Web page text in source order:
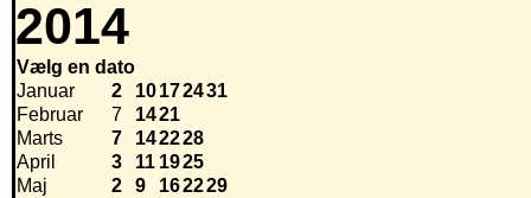
2014
Vælg en dato
Januar
2 10172431
Februar
7 1421
Marts
7 142228
April
3 11 1925
Maj
2 9 162229